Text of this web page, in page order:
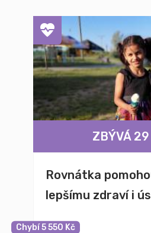
ZBÝVÁ
Rovnátka
lepšímu zdraví i
Chybí 5 550 Kč